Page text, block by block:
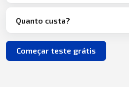
Quanto custa?
Começar teste grátis